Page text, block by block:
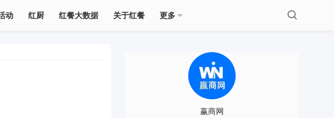
动 红厨 红餐大数据 关于红餐 更多
赢商网